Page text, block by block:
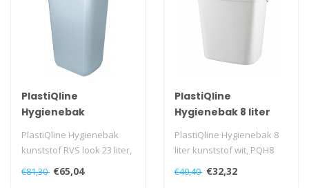
PlastiQline
Hygienebak
kunststof RVS look
PlastiQline Hygienebak
kunststof RVS look 23 liter,
PQH23M
€81,30 €65,04
PlastiQline
Hygienebak 8 liter
kunststof wit
PlastiQline Hygienebak 8
liter kunststof wit, PQH8
€40,40 €32,32